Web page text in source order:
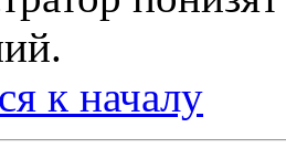
к началу